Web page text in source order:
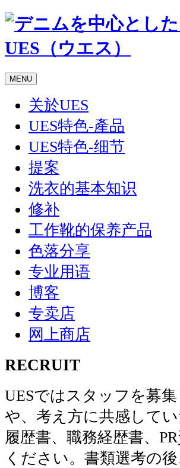
MENU
关於UES
UES特色-產品
UES特色-细节
提案
洗衣的基本知识
修补
工作靴的保养产品
色落分享
专业用语
博客
专卖店
网上商店
RECRUIT
UESではスタッフを募
や、考え方に共感して
履歴書、職務経歴書、
ください。書類選考の